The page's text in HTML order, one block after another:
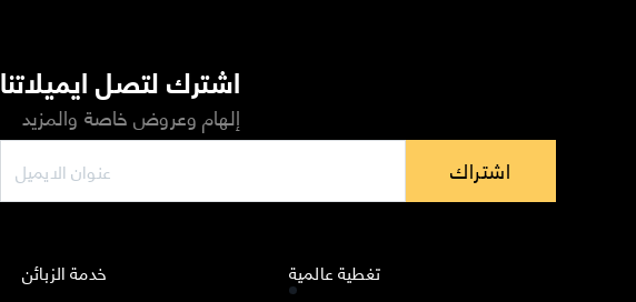
اشترك لتصل ايميلاتنا
إلهام وعروض خاصة والمزيد
اشتراك
خدمة الزبائن تغطية عالمية